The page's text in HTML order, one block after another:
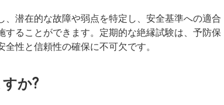
潜在的な故障や弱点を特定し、安全基準への適合
ることができます。定期的な絶縁試験は、予防保
性と信頼性の確保に不可欠です。
か?